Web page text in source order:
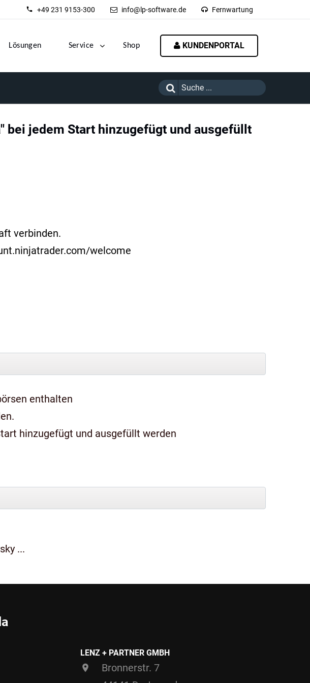
+49 231 9153-300 info@lp-software.de Fernwartung
Lösungen Service Shop KUNDENPORTAL
bei jedem Start hinzugefügt und ausgefüllt
verbinden.
welcome
enthalten
hinzugefügt und ausgefüllt werden
...
LENZ + PARTNER GMBH
Bronnerstr. 7